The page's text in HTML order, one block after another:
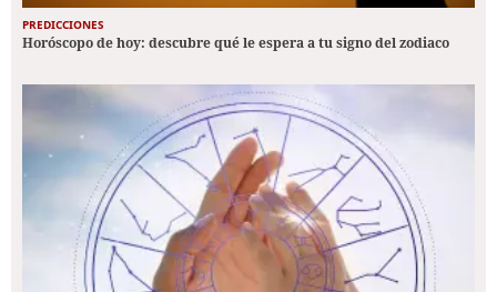
PREDICCIONES
Horóscopo de hoy: descubre qué le espera a tu signo del zodiaco